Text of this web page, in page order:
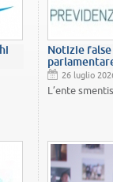
Notizie
26 luglio
L’ente